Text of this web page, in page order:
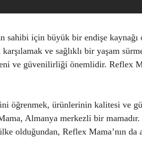
için büyük bir endişe kaynağı
ve sağlıklı bir yaşam
ve güvenilirliği önemlidir. Reflex
öğrenmek, ürünlerinin kalitesi ve
Almanya merkezli bir
olduğundan, Reflex Mama’nın da